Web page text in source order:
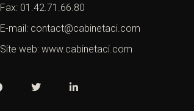
Fax: 01.42.71.66.80
E-mail: contact@cabinetaci.com
Site web: www.cabinetaci.com